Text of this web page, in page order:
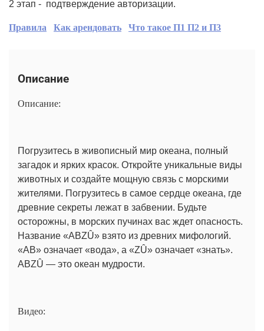
2 этап - подтверждение авторизации.
Правила Как арендовать Что такое П1 П2 и П3
Описание
Описание:
Погрузитесь в живописный мир океана, полный
загадок и ярких красок. Откройте уникальные виды
животных и создайте мощную связь с морскими
жителями. Погрузитесь в самое сердце океана, где
древние секреты лежат в забвении. Будьте
осторожны, в морских пучинах вас ждет опасность.
Название «ABZÛ» взято из древних мифологий.
«AB» означает «вода», а «ZÛ» означает «знать».
ABZÛ — это океан мудрости.
Видео: